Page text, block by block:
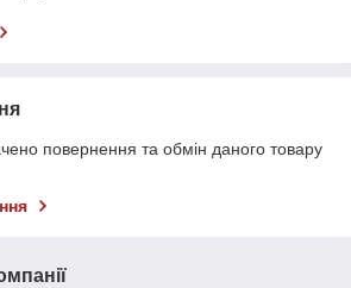
повернення та обмін даного товару